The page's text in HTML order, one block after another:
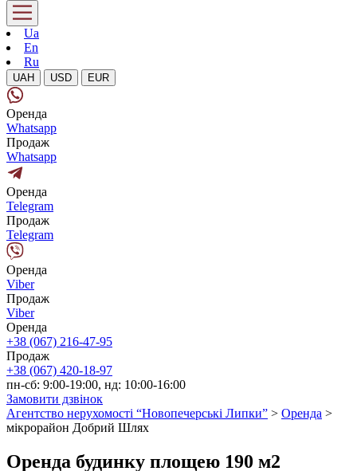
Ua
En
Ru
UAH USD EUR
Оренда
Whatsapp
Продаж
Whatsapp
Оренда
Telegram
Продаж
Telegram
Оренда
Viber
Продаж
Viber
Оренда
+38 (067) 216-47-95
Продаж
+38 (067) 420-18-97
пн-сб: 9:00-19:00, нд: 10:00-16:00
Замовити дзвінок
Агентство нерухомості “Новопечерські Липки” > Оренда >
мікрорайон Добрий Шлях
Оренда будинку площею 190 м2